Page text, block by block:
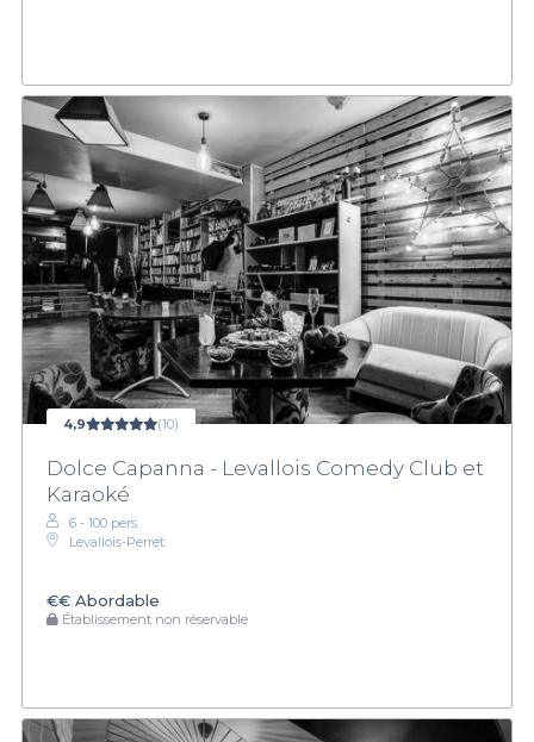
4,9 (10)
Dolce Capanna - Levallois Comedy Club et
Karaoké
6 - 100 pers.
Levallois-Perret
€€ Abordable
Établissement non réservable